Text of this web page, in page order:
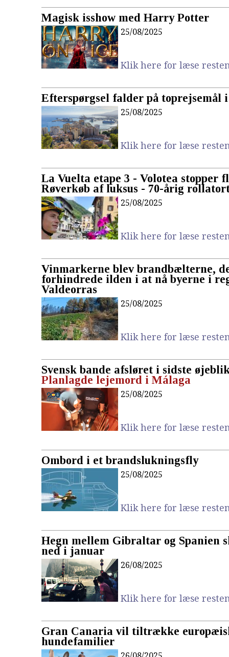
Magisk isshow med Harry Potter
25/08/2025
Klik here for læse
Efterspørgsel falder på toprejsemål
25/08/2025
Klik here for læse
La Vuelta etape 3 - Volotea stopper
Røverkøb af luksus - 70-årig
25/08/2025
Klik here for læse
Vinmarkerne blev brandbælterne,
forhindrede ilden i at nå byerne i
Valdeorras
25/08/2025
Klik here for læse
Svensk bande afsløret i sidste
Planlagde lejemord i Málaga
25/08/2025
Klik here for læse
Ombord i et brandslukningsfly
25/08/2025
Klik here for læse
Hegn mellem Gibraltar og Spanien
ned i januar
26/08/2025
Klik here for læse
Gran Canaria vil tiltrække
hundefamilier